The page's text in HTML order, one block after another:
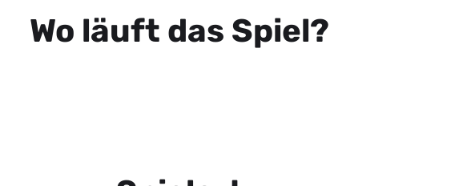
Wo läuft das Spiel?